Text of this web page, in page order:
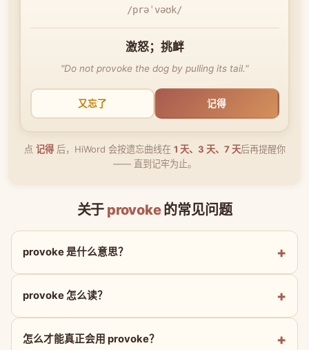
/prəˈvəʊk/
激怒；挑衅
"Do not provoke the dog by pulling its tail."
又忘了 记得
点 记得后，HiWord 会按遗忘曲线在 1 天、3 天、7 天后再提醒你
—— 直到记牢为止。
关于 provoke的常见问题
provoke 是什么意思？
provoke 怎么读？
怎么才能真正会用 provoke？